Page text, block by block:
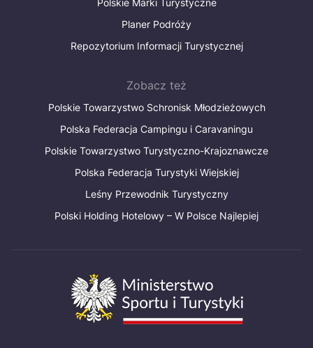
Polskie Marki Turystyczne
Planer Podróży
Repozytorium Informacji Turystycznej
Zobacz też
Polskie Towarzystwo Schronisk Młodzieżowych
Polska Federacja Campingu i Caravaningu
Polskie Towarzystwo Turystyczno-Krajoznawcze
Polska Federacja Turystyki Wiejskiej
Leśny Przewodnik Turystyczny
Polski Holding Hotelowy – W Polsce Najlepiej